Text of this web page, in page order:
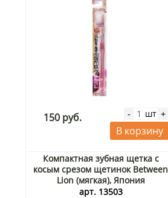
150 руб. - шт +
В корзину
Компактная зубная щетка с
косым срезом щетинок Between
Lion (мягкая), Япония
арт. 13503